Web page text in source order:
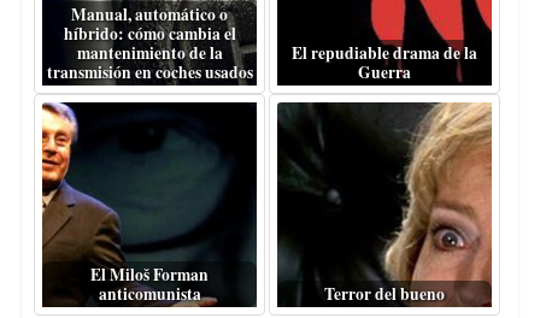
Manual, automático o
híbrido: cómo cambia el
mantenimiento de la
transmisión en coches usados
El repudiable drama de la
Guerra
El Miloš Forman
anticomunista
Terror del bueno